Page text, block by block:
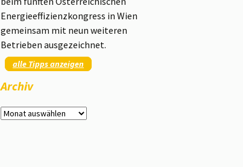
Energieeffizienzkongress in Wien
gemeinsam mit neun weiteren
Betrieben ausgezeichnet.
alle Tipps anzeigen
Archiv
Archiv